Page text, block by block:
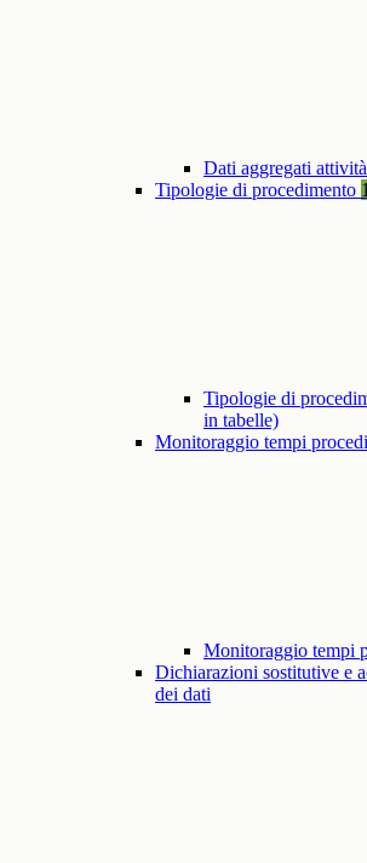
Dati aggregati
Tipologie di procedimento 1
Tipologie di
in tabelle)
Monitoraggio tempi
Monitoraggio tempi
Dichiarazioni sostitutive e
dei dati